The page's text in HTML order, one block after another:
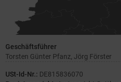
Geschäftsführer
Torsten Günter Pfanz, Jörg Förster
USt-Id-Nr.: DE815836070